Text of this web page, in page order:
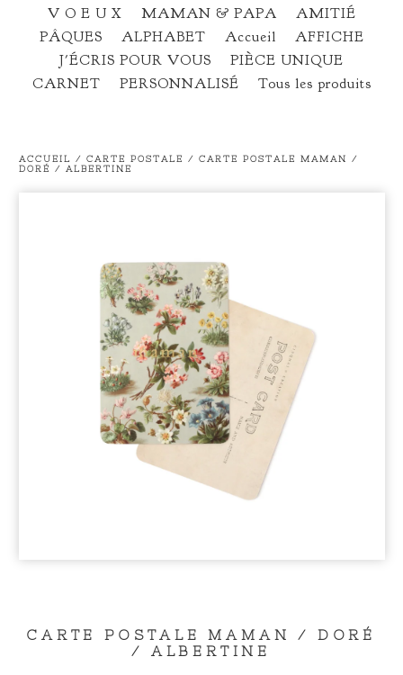
V O E U X
MAMAN & PAPA
AMITIÉ
PÂQUES
ALPHABET Accueil
AFFICHE
J'ÉCRIS POUR VOUS
PIÈCE UNIQUE
CARNET
PERSONNALISÉ Tous les produits
ACCUEIL / CARTE POSTALE / CARTE POSTALE MAMAN /
DORÉ / ALBERTINE
CARTE POSTALE MAMAN / DORÉ
/ ALBERTINE